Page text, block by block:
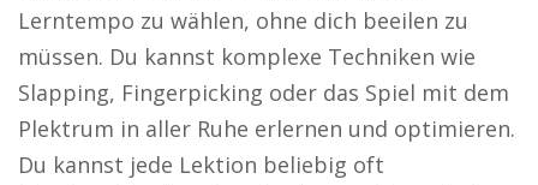
Lerntempo zu wählen, ohne dich beeilen zu
müssen. Du kannst komplexe Techniken wie
Slapping, Fingerpicking oder das Spiel mit dem
Plektrum in aller Ruhe erlernen und optimieren.
Du kannst jede Lektion beliebig oft